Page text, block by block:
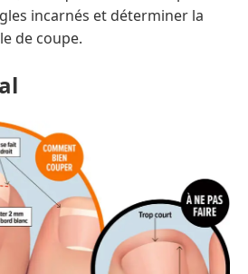
incarnés et déterminer la
de coupe.